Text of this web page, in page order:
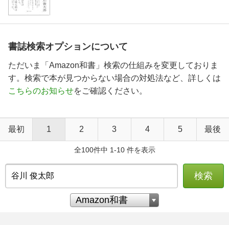
書誌検索オプションについて
ただいま「Amazon和書」検索の仕組みを変更しておりま
す。検索で本が見つからない場合の対処法など、詳しくは
こちらのお知らせをご確認ください。
最初 1 2 3 4 5 最後
全100件中 1-10 件を表示
検索